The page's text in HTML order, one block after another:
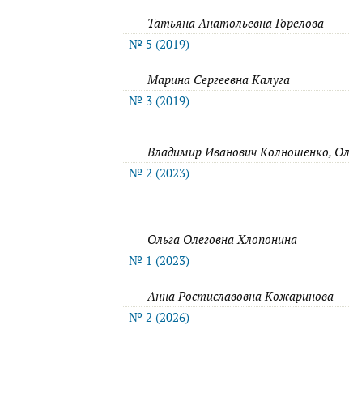
Татьяна Анатольевна Горелова
№ 5 (2019)
Марина Сергеевна Калуга
№ 3 (2019)
Владимир Иванович Колношенко,
№ 2 (2023)
Ольга Олеговна Хлопонина
№ 1 (2023)
Анна Ростиславовна Кожаринова
№ 2 (2026)